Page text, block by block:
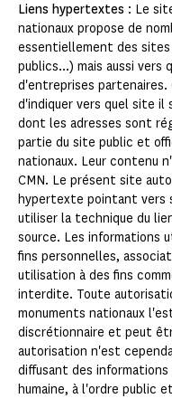
Liens hypertextes : Le
nationaux propose de
essentiellement des
publics...) mais aussi vers
d'entreprises partenaires.
d'indiquer vers quel site il
dont les adresses sont
partie du site public et
nationaux. Leur contenu
CMN. Le présent site
hypertexte pointant vers
utiliser la technique du
source. Les informations
fins personnelles,
utilisation à des fins
interdite. Toute
monuments nationaux
discrétionnaire et peut
autorisation n'est
diffusant des
humaine, à l'ordre public